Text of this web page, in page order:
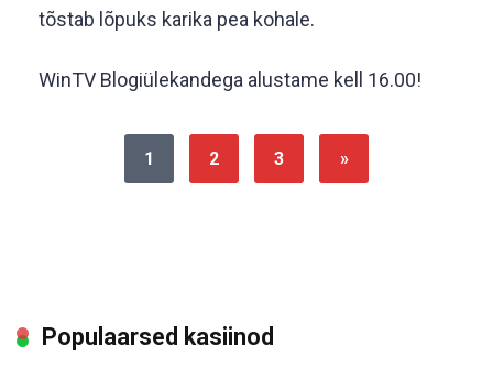
tõstab lõpuks karika pea kohale.
WinTV Blogiülekandega alustame kell 16.00!
1 2 3 »
Populaarsed kasiinod